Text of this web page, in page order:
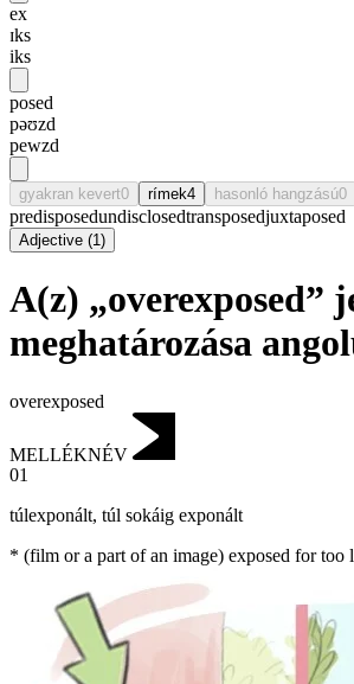
ex
ɪks
iks
posed
pəʊzd
pewzd
gyakran kevert0 rímek4 hasonló hangzású0
predisposedundisclosedtransposedjuxtaposed
Adjective (1)
A(z) „overexposed”
meghatározása
overexposed
MELLÉKNÉV
01
túlexponált, túl sokáig exponált
* (film or a part of an image) exposed for too